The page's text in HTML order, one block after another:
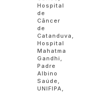
Hospital
de
Câncer
de
Catanduva,
Hospital
Mahatma
Gandhi,
Padre
Albino
Saúde,
UNIFIPA,